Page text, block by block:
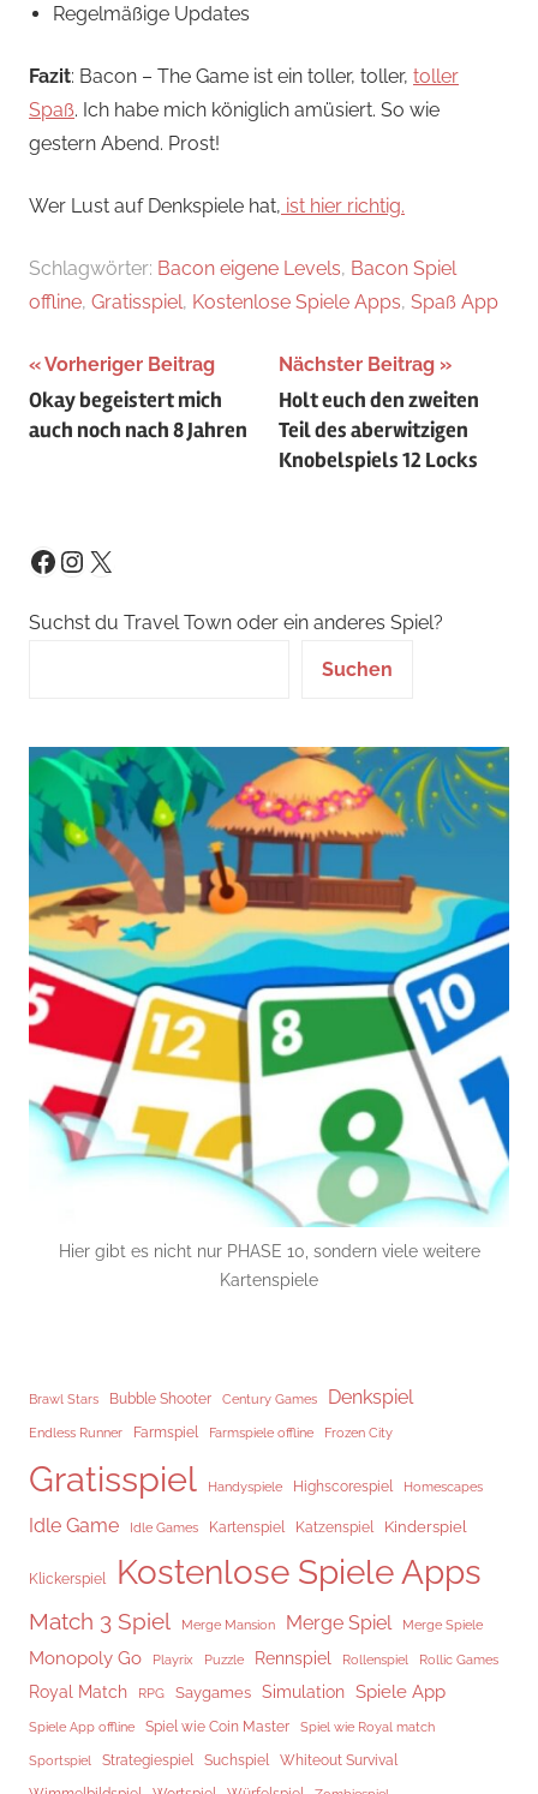
Regelmäßige Updates
Fazit: Bacon – The Game ist ein toller, toller, toller
Spaß. Ich habe mich königlich amüsiert. So wie
gestern Abend. Prost!
Wer Lust auf Denkspiele hat, ist hier richtig.
Schlagwörter: Bacon eigene Levels, Bacon Spiel
offline, Gratisspiel, Kostenlose Spiele Apps, Spaß App
Beitragsnavigation
Vorheriger Beitrag
Okay begeistert mich
auch noch nach 8 Jahren
Nächster Beitrag
Holt euch den zweiten
Teil des aberwitzigen
Knobelspiels 12 Locks
Facebook
Instagram
X
Suchst du Travel Town oder ein anderes Spiel?
Suchen
Hier gibt es nicht nur PHASE 10, sondern viele weitere
Kartenspiele
Brawl Stars Bubble Shooter Century Games Denkspiel
Endless Runner Farmspiel Farmspiele offline Frozen City
Gratisspiel Handyspiele Highscorespiel Homescapes
Idle Game Idle Games Kartenspiel Katzenspiel Kinderspiel
Klickerspiel Kostenlose Spiele Apps
Match 3 Spiel Merge Mansion Merge Spiel Merge Spiele
Monopoly Go Playrix Puzzle Rennspiel Rollenspiel Rollic Games
Royal Match RPG Saygames Simulation Spiele App
Spiele App offline Spiel wie Coin Master Spiel wie Royal match
Sportspiel Strategiespiel Suchspiel
Whiteout Survival